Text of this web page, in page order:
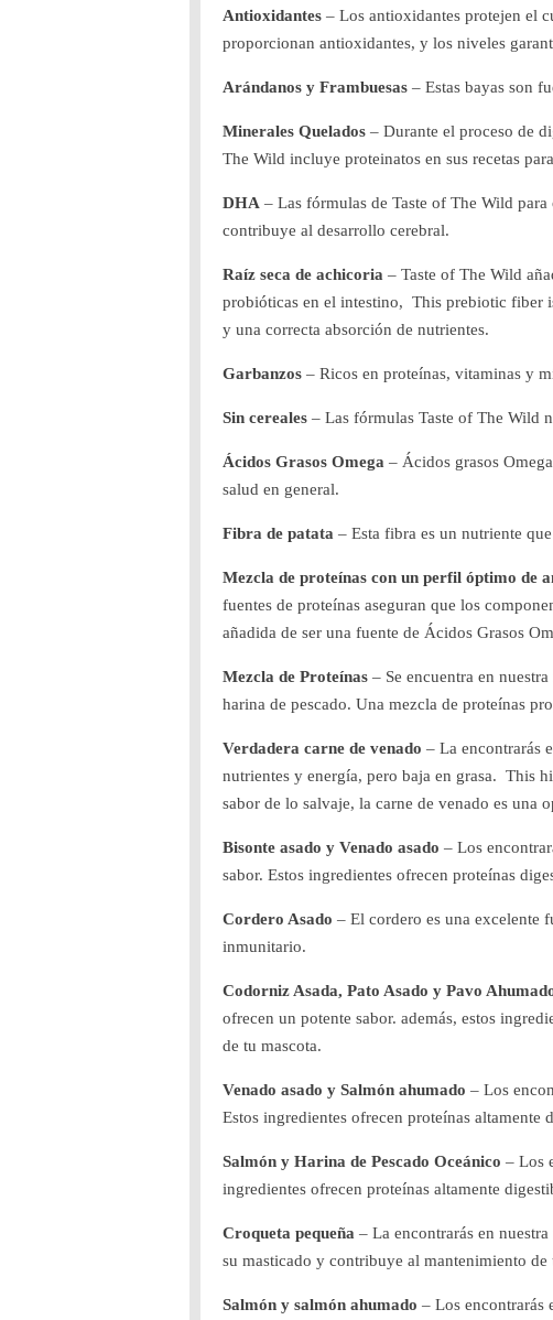
Antioxidantes – Los antioxidantes protejen el
proporcionan antioxidantes, y los niveles
Arándanos y Frambuesas – Estas bayas son
Minerales Quelados – Durante el proceso de
The Wild incluye proteinatos en sus recetas
DHA – Las fórmulas de Taste of The Wild
contribuye al desarrollo cerebral.
Raíz seca de achicoria – Taste of The Wild
probióticas en el intestino, This prebiotic fiber
y una correcta absorción de nutrientes.
Garbanzos – Ricos en proteínas, vitaminas y
Sin cereales – Las fórmulas Taste of The Wild
Ácidos Grasos Omega – Ácidos grasos
salud en general.
Fibra de patata – Esta fibra es un nutriente
Mezcla de proteínas con un perfil óptimo de
fuentes de proteínas aseguran que los
añadida de ser una fuente de Ácidos Grasos
Mezcla de Proteínas – Se encuentra en
harina de pescado. Una mezcla de proteínas
Verdadera carne de venado – La encontrarás
nutrientes y energía, pero baja en grasa. This
sabor de lo salvaje, la carne de venado es una
Bisonte asado y Venado asado – Los
sabor. Estos ingredientes ofrecen proteínas
Cordero Asado – El cordero es una excelente
inmunitario.
Codorniz Asada, Pato Asado y Pavo
ofrecen un potente sabor. además, estos
de tu mascota.
Venado asado y Salmón ahumado – Los
Estos ingredientes ofrecen proteínas altamente
Salmón y Harina de Pescado Oceánico – Los
ingredientes ofrecen proteínas altamente
Croqueta pequeña – La encontrarás en
su masticado y contribuye al mantenimiento de
Salmón y salmón ahumado – Los encontrarás